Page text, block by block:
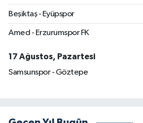
Beşiktaş - Eyüpspor
Amed - Erzurumspor FK
17 Ağustos, Pazartesi
Samsunspor - Göztepe